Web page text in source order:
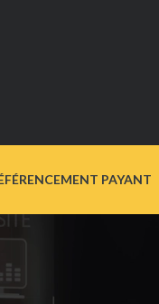
PAYANT